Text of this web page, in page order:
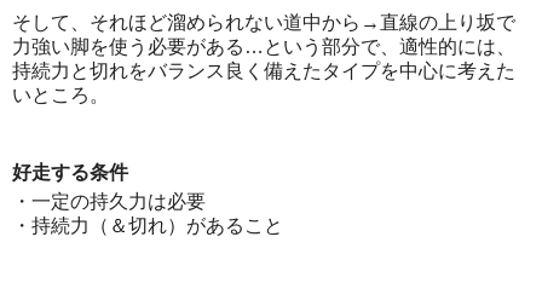
そして、それほど溜められない道中から→直線の上り坂で
力強い脚を使う必要がある…という部分で、適性的には、
持続力と切れをバランス良く備えたタイプを中心に考えた
いところ。
好走する条件
・一定の持久力は必要
・持続力（＆切れ）があること